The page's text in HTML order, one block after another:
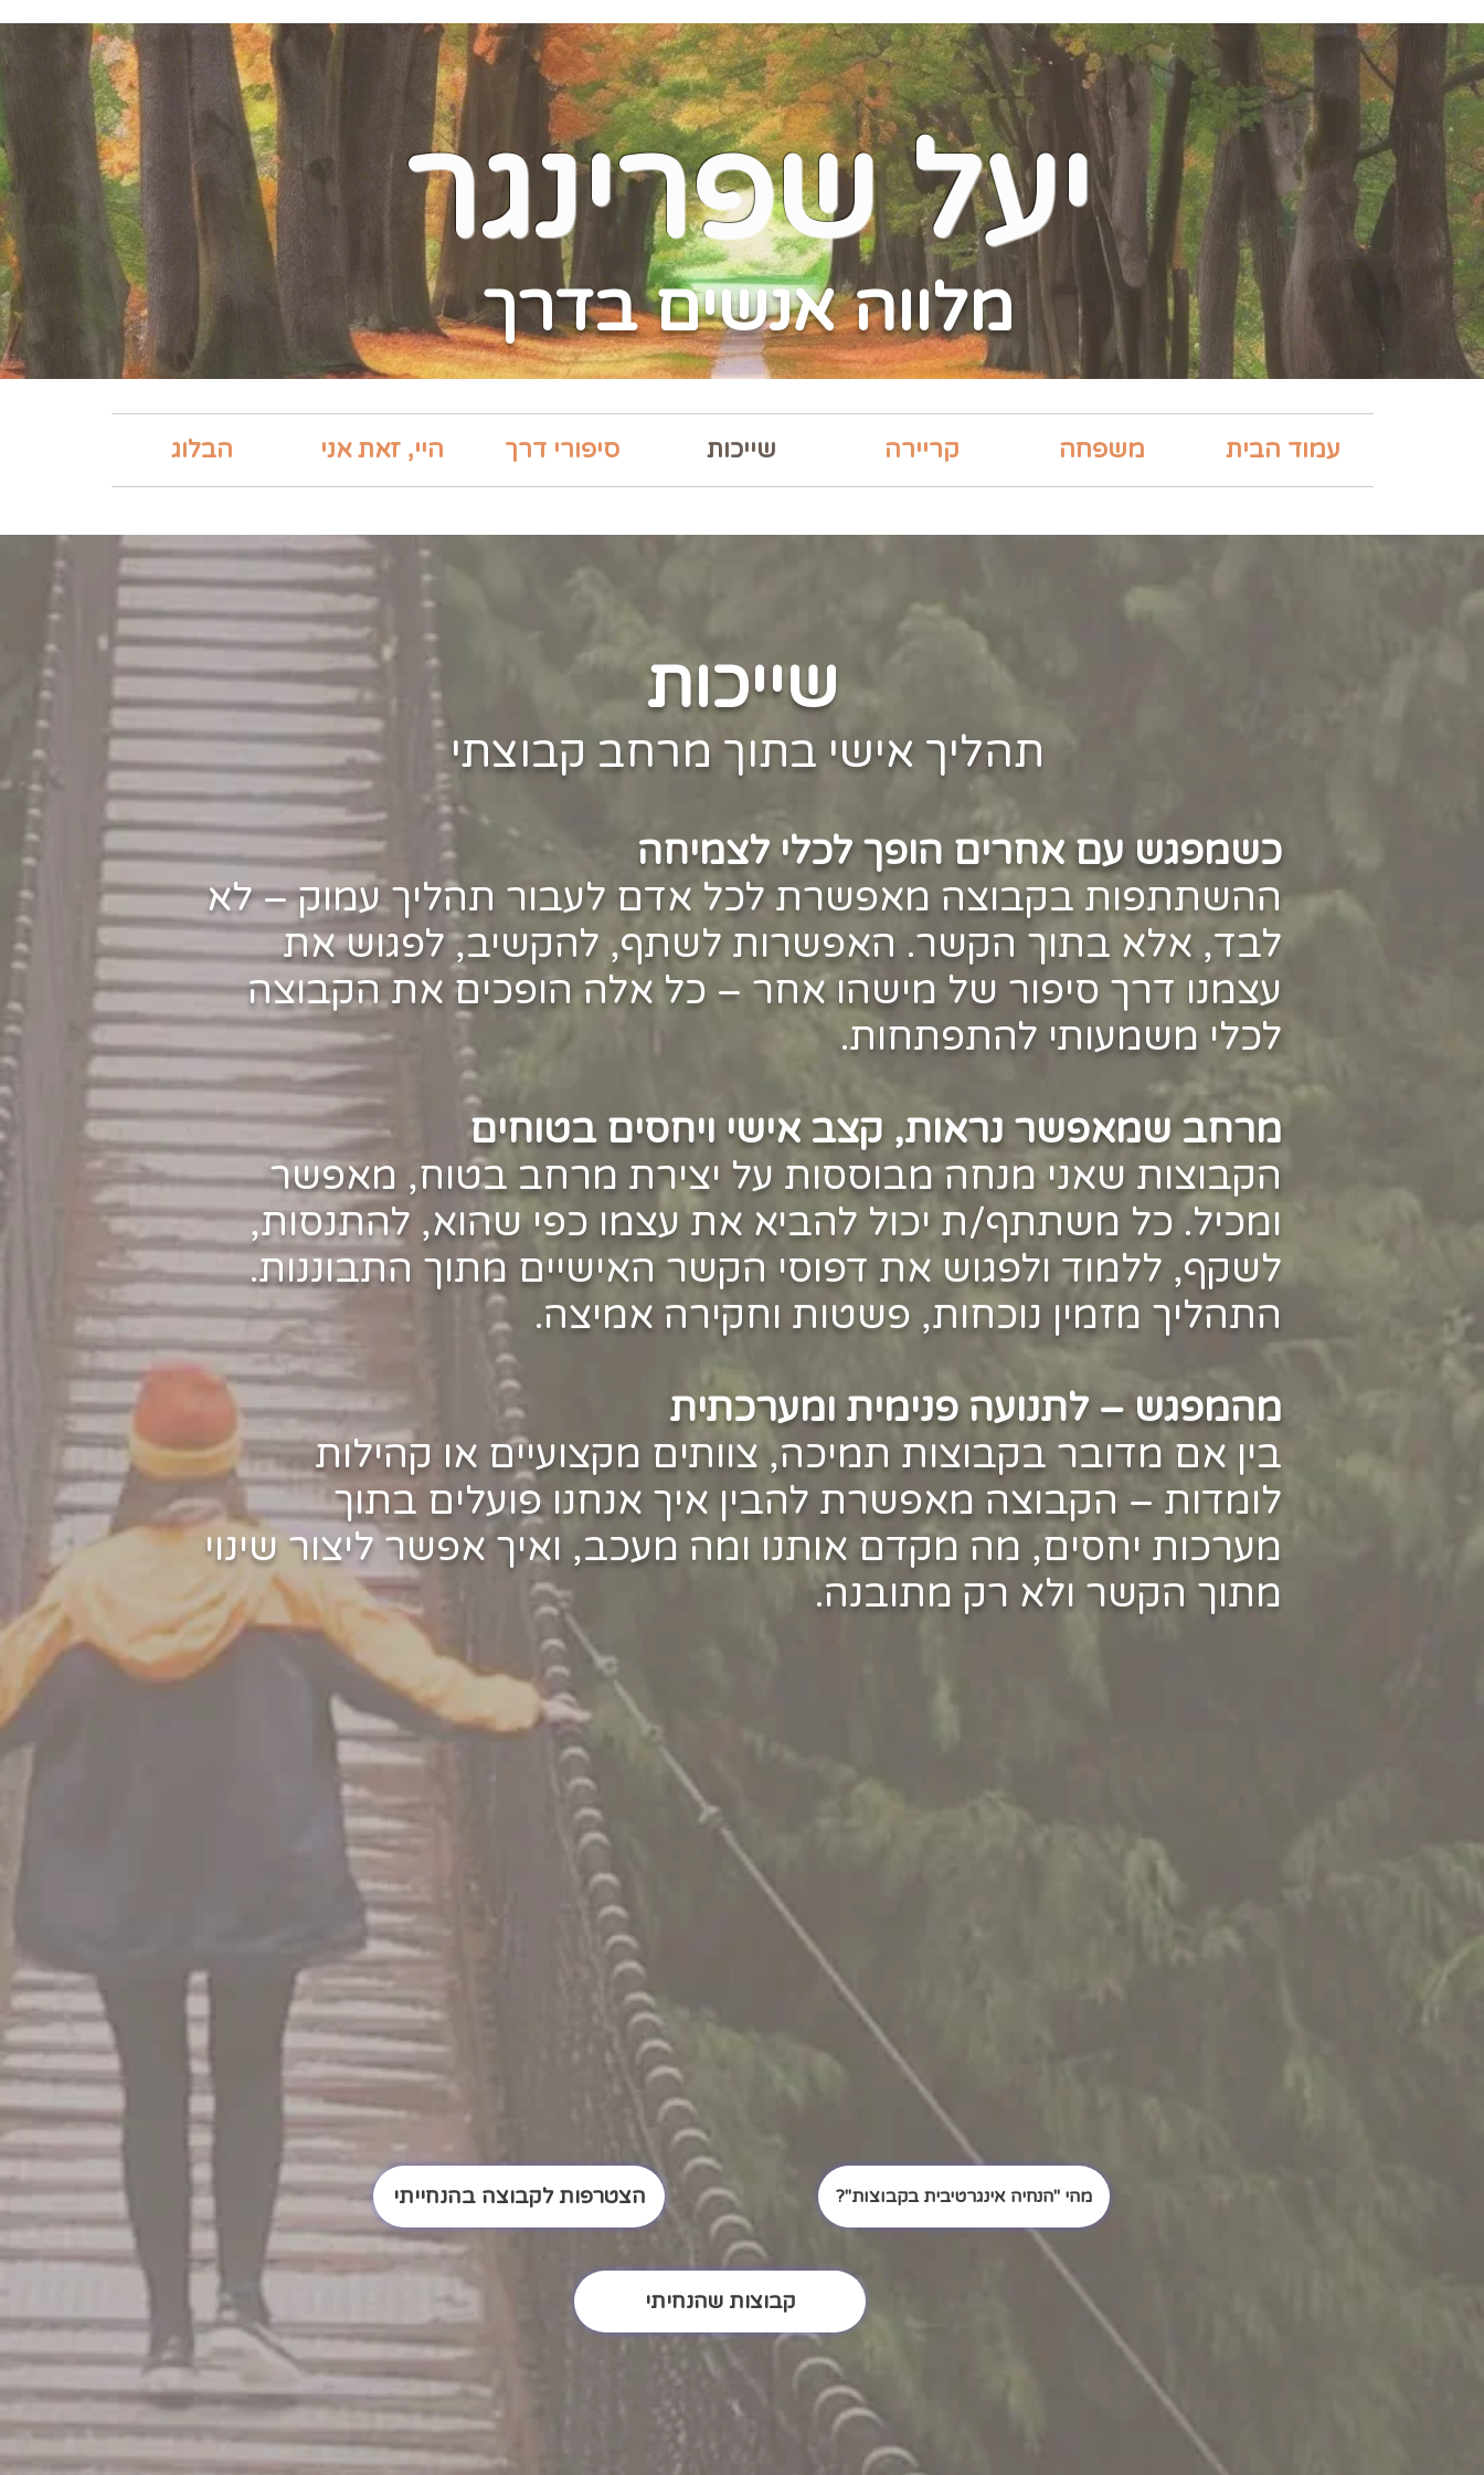
יעל שפרינגר
מלווה אנשים בדרך
עמוד הבית משפחה קריירה שייכות סיפורי דרך היי, זאת אני הבלוג
שייכות
תהליך אישי בתוך מרחב קבוצתי
כשמפגש עם אחרים הופך לכלי לצמיחה
ההשתתפות בקבוצה מאפשרת לכל אדם לעבור תהליך עמוק – לא
לבד, אלא בתוך הקשר. האפשרות לשתף, להקשיב, לפגוש את
עצמנו דרך סיפור של מישהו אחר – כל אלה הופכים את הקבוצה
לכלי משמעותי להתפתחות.
מרחב שמאפשר נראות, קצב אישי ויחסים בטוחים
הקבוצות שאני מנחה מבוססות על יצירת מרחב בטוח, מאפשר
ומכיל. כל משתתף/ת יכול להביא את עצמו כפי שהוא, להתנסות,
לשקף, ללמוד ולפגוש את דפוסי הקשר האישיים מתוך התבוננות.
התהליך מזמין נוכחות, פשטות וחקירה אמיצה.
​מהמפגש – לתנועה פנימית ומערכתית
בין אם מדובר בקבוצות תמיכה, צוותים מקצועיים או קהילות
לומדות – הקבוצה מאפשרת להבין איך אנחנו פועלים בתוך
מערכות יחסים, מה מקדם אותנו ומה מעכב, ואיך אפשר ליצור שינוי
מתוך הקשר ולא רק מתובנה.
הצטרפות לקבוצה בהנחייתי מהי "הנחיה אינגרטיבית בקבוצות"?
קבוצות שהנחיתי